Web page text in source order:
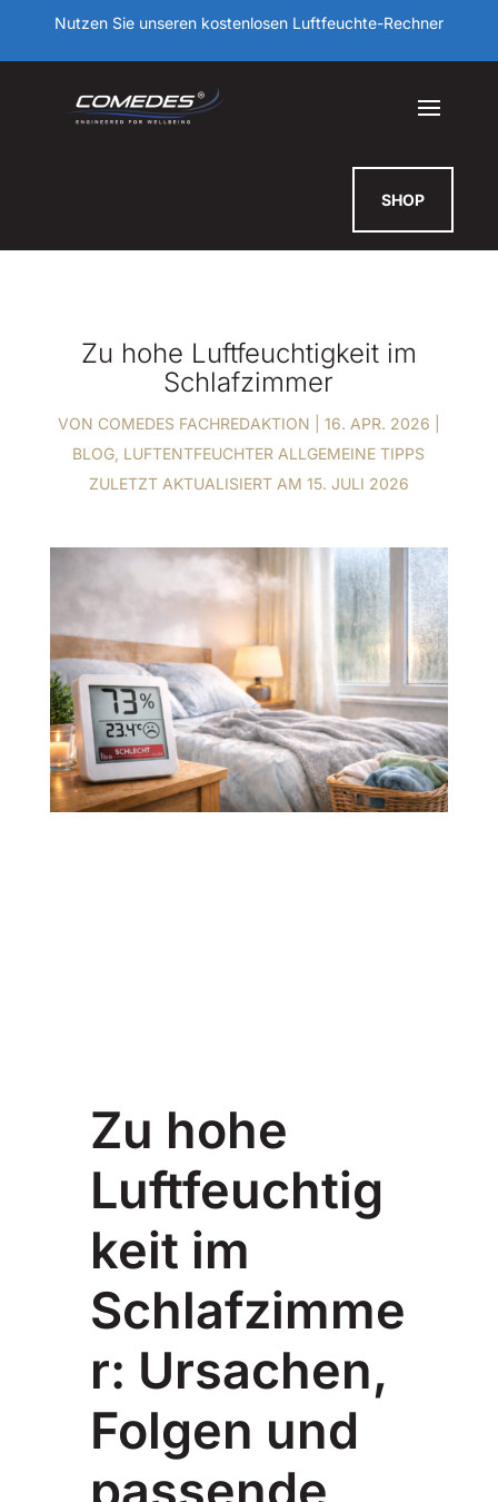
Nutzen Sie unseren kostenlosen Luftfeuchte-Rechner
SHOP
Zu hohe Luftfeuchtigkeit im
Schlafzimmer
VON COMEDES FACHREDAKTION 16. APR. 2026
BLOG LUFTENTFEUCHTER ALLGEMEINE TIPPS
ZULETZT AKTUALISIERT AM 15. JULI 2026
Zu hohe
Luftfeuchtig
keit im
Schlafzimme
r: Ursachen,
Folgen und